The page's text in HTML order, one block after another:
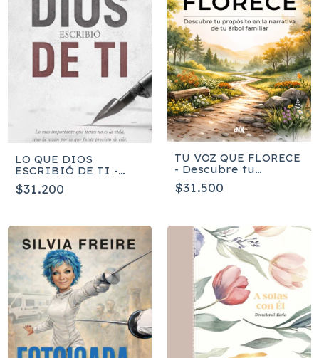
LO QUE DIOS
ESCRIBIÓ DE TI -
Yesenia Then
$31.200
TU VOZ QUE FLORECE
- Descubre tu
propósito en la
narrativa de tu árbol
$31.500